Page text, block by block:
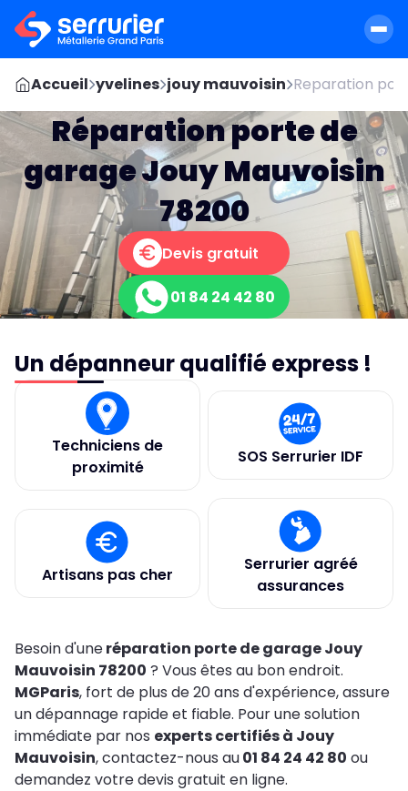
Accueil yvelines jouy mauvoisin Reparation
Réparation porte de
garage Jouy Mauvoisin
78200
Devis gratuit
01 84 24 42 80
Un dépanneur qualifié express !
Techniciens de
proximité
SOS Serrurier IDF
Artisans pas cher
Serrurier agréé
assurances
Besoin d'uneréparation porte de garage Jouy
Mauvoisin 78200 ? Vous êtes au bon endroit.
MGParis, fort de plus de 20 ans d'expérience, assure
un dépannage rapide et fiable. Pour une solution
immédiate par nos experts certifiés à Jouy
Mauvoisin, contactez-nous au01 84 24 42 80 ou
demandez votre devis gratuit en ligne.